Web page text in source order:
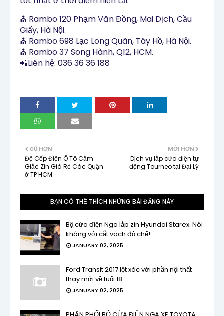
⛪ Rambo 120 Phạm Văn Đồng, Mai Dịch, Cầu
Giấy, Hà Nội.
⛪ Rambo 698 Lạc Long Quân, Tây Hồ, Hà Nội.
⛪ Rambo 37 Song Hành, Q12, HCM.
📲Liên hệ: 036 36 36 188
MỚI HƠN
Dịch vụ lắp cửa điện tự
động Tourneo tại Đại Lý
CŨ HƠN
Độ Cốp Điện Ô Tô Cắm
Giắc Zin Giá Rẻ Các Quận
ở TP HCM
BẠN CÓ THỂ THÍCH NHỮNG BÀI ĐĂNG NÀY
Bộ cửa điện Nga lắp zin Hyundai Starex. Nói
không với cắt vách độ chế!
JANUARY 02, 2025
Ford Transit 2017 lột xác với phần nội thất
thay mới về tuổi 18
JANUARY 02, 2025